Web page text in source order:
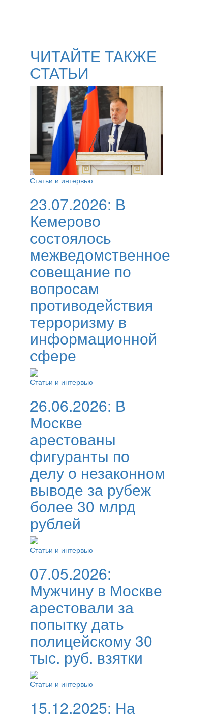
ЧИТАЙТЕ ТАКЖЕ
СТАТЬИ
Статьи и интервью
23.07.2026: В
Кемерово
состоялось
межведомственное
совещание по
вопросам
противодействия
терроризму в
информационной
сфере
Статьи и интервью
26.06.2026: В
Москве
арестованы
фигуранты по
делу о незаконном
выводе за рубеж
более 30 млрд
рублей
Статьи и интервью
07.05.2026:
Мужчину в Москве
арестовали за
попытку дать
полицейскому 30
тыс. руб. взятки
Статьи и интервью
15.12.2025: На